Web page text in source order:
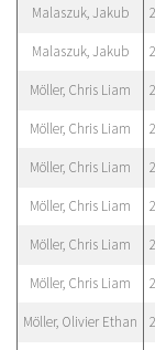
Malaszuk, Jakub
Malaszuk, Jakub
Möller, Chris Liam
Möller, Chris Liam
Möller, Chris Liam
Möller, Chris Liam
Möller, Chris Liam
Möller, Chris Liam
Möller, Olivier Ethan